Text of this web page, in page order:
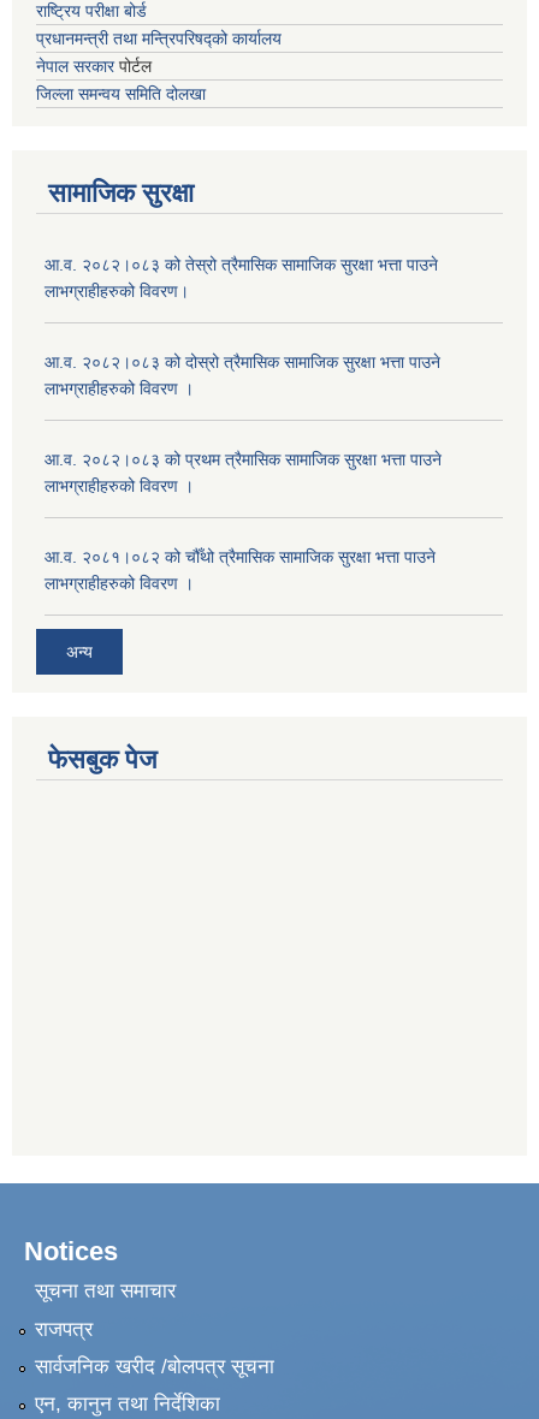
राष्ट्रिय परीक्षा बोर्ड
प्रधानमन्त्री तथा मन्त्रिपरिषद्को कार्यालय
नेपाल सरकारपोर्टल
जिल्ला समन्वय समिति दोलखा
सामाजिक सुरक्षा
आ.व. २०८२।०८३ को तेस्रो त्रैमासिक सामाजिक सुरक्षा भत्ता पाउने
लाभग्राहीहरुको विवरण।
आ.व. २०८२।०८३ को दोस्रो त्रैमासिक सामाजिक सुरक्षा भत्ता पाउने
लाभग्राहीहरुको विवरण ।
आ.व. २०८२।०८३ को प्रथम त्रैमासिक सामाजिक सुरक्षा भत्ता पाउने
लाभग्राहीहरुको विवरण ।
आ.व. २०८१।०८२ को चौँथो त्रैमासिक सामाजिक सुरक्षा भत्ता पाउने
लाभग्राहीहरुको विवरण ।
अन्य
फेसबुक पेज
Notices
सूचना तथा समाचार
राजपत्र
सार्वजनिक खरीद /बोलपत्र सूचना
एन, कानुन तथा निर्देशिका